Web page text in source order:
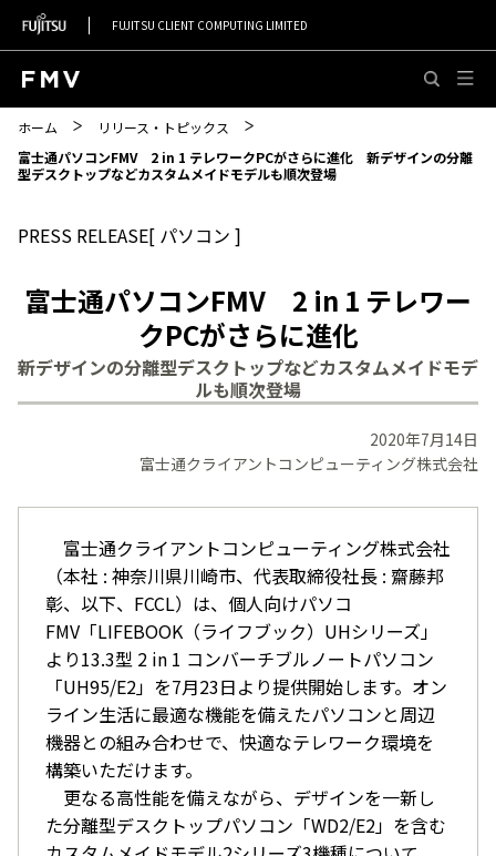
FUJITSU CLIENT COMPUTING LIMITED
ホーム
リリース・トピックス
富士通パソコンFMV 2 in 1 テレワークPCがさらに進化 新デザインの分離
型デスクトップなどカスタムメイドモデルも順次登場
PRESS RELEASE[ パソコン ]
富士通パソコンFMV 2 in 1 テレワー
クPCがさらに進化
新デザインの分離型デスクトップなどカスタムメイドモデ
ルも順次登場
2020年7月14日
富士通クライアントコンピューティング株式会社
富士通クライアントコンピューティング株式会社
（本社 : 神奈川県川崎市、代表取締役社長 : 齋藤邦
彰、以下、FCCL）は、個人向けパソコ
FMV「LIFEBOOK（ライフブック）UHシリーズ」
より13.3型 2 in 1 コンバーチブルノートパソコン
「UH95/E2」を7月23日より提供開始します。オン
ライン生活に最適な機能を備えたパソコンと周辺
機器との組み合わせで、快適なテレワーク環境を
構築いただけます。
更なる高性能を備えながら、デザインを一新し
た分離型デスクトップパソコン「WD2/E2」を含む